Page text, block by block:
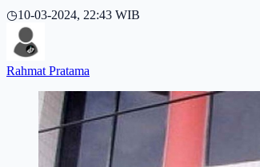
◷10-03-2024, 22:43 WIB
Rahmat Pratama